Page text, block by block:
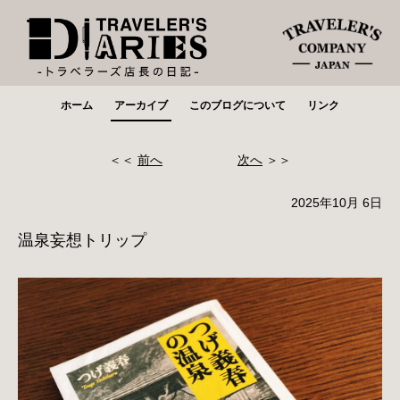
ホーム アーカイブ このブログについて リンク
＜＜ 前へ 次へ ＞＞
2025年10月 6日
温泉妄想トリップ